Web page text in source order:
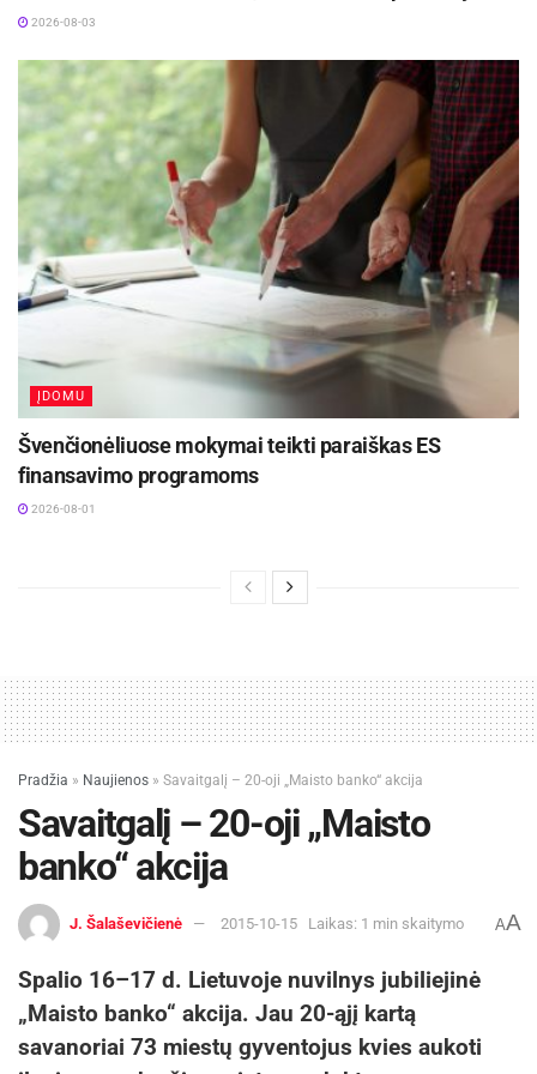
2026-08-03
ĮDOMU
Švenčionėliuose mokymai teikti paraiškas ES
finansavimo programoms
2026-08-01
Pradžia » Naujienos » Savaitgalį – 20-oji „Maisto banko“ akcija
Savaitgalį – 20-oji „Maisto
banko“ akcija
J. Šalaševičienė 2015-10-15 Laikas: 1 min skaitymo AA
Spalio 16–17 d. Lietuvoje nuvilnys jubiliejinė
„Maisto banko“ akcija. Jau 20-ąjį kartą
savanoriai 73 miestų gyventojus kvies aukoti